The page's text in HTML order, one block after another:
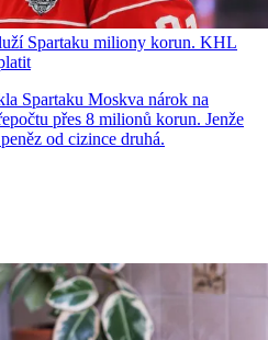
Spartaku miliony korun. KHL
Spartaku Moskva nárok na
přes 8 milionů korun. Jenže
od cizince druhá.